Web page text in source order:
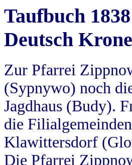
Taufbuch
Deutsch Krone
Zur Pfarrei
(Sypnywo) noch
Jagdhaus (Budy).
die
Klawittersdorf
Die Pfarrei